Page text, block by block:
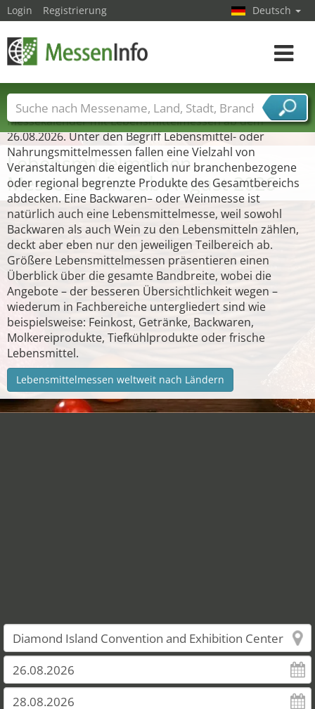
Lebensmittelmessen –
Messetermine ab August 2026
Messekalender mit Lebensmittelmessen ab dem
26.08.2026. Unter den Begriff Lebensmittel- oder
Nahrungsmittelmessen fallen eine Vielzahl von
Veranstaltungen die eigentlich nur branchenbezogene
oder regional begrenzte Produkte des Gesamtbereichs
abdecken. Eine Backwaren– oder Weinmesse ist
natürlich auch eine Lebensmittelmesse, weil sowohl
Backwaren als auch Wein zu den Lebensmitteln zählen,
deckt aber eben nur den jeweiligen Teilbereich ab.
Größere Lebensmittelmessen präsentieren einen
Überblick über die gesamte Bandbreite, wobei die
Angebote – der besseren Übersichtlichkeit wegen –
wiederum in Fachbereiche untergliedert sind wie
beispielsweise: Feinkost, Getränke, Backwaren,
Molkereiprodukte, Tiefkühlprodukte oder frische
Lebensmittel.
Lebensmittelmessen weltweit nach Ländern
Login Registrierung Deutsch
Toggle
Messenamen Länder Städte
Branchen
Dienstleisterbranchen